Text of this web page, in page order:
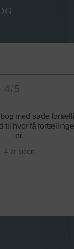
4/5
bog med søde
til hvor få
er.
4 år siden